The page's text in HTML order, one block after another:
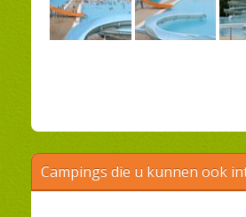
Campings die u kunnen ook